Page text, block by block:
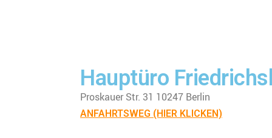
Hauptüro
Proskauer Str. 31 10247 Berlin
ANFAHRTSWEG (HIER KLICKEN)